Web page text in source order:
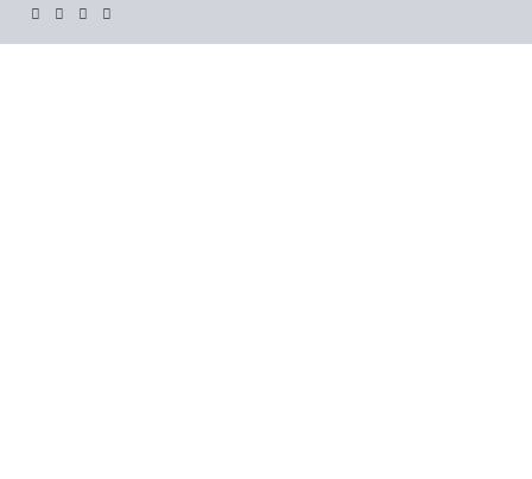
TwitterInstagram
YouTubeFacebook